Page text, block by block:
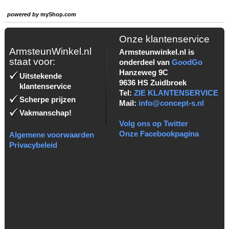
powered bymyShop.com
ArmsteunWinkel.nl
staat voor:
Uitstekende
klantenservice
Scherpe prijzen
Vakmanschap!
Algemene voorwaarden
Privacybeleid
Onze klantenservice
Armsteunwinkel.nl is
onderdeel van GoodGo
Hanzeweg 9C
9636 HS Zuidbroek
Tel: ZIE KLANTENSERVICE
Mail: info@concept-s.nl
Volg ons op Twitter
Onze Facebookpagina